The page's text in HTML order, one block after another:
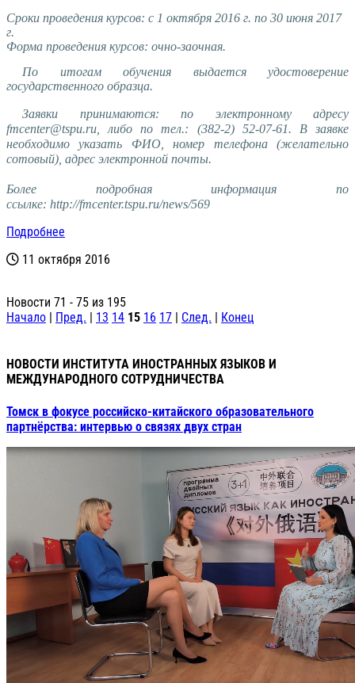
Сроки проведения курсов: с 1 октября 2016 г. по 30 июня 2017
г.
Форма проведения курсов: очно-заочная.
По итогам обучения выдается удостоверение
государственного образца.
Заявки принимаются: по электронному адресу
fmcenter@tspu.ru, либо по тел.: (382-2) 52-07-61. В заявке
необходимо указать ФИО, номер телефона (желательно
сотовый), адрес электронной почты.
Более подробная информация по
ссылке: http://fmcenter.tspu.ru/news/569
Подробнее
11 октября 2016
Новости 71 - 75 из 195
Начало | Пред. | 13 14 15 16 17 | След. | Конец
НОВОСТИ ИНСТИТУТА ИНОСТРАННЫХ ЯЗЫКОВ И
МЕЖДУНАРОДНОГО СОТРУДНИЧЕСТВА
Томск в фокусе российско‑китайского образовательного
партнёрства: интервью о связях двух стран